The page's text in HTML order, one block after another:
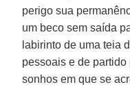
perigo sua
um beco sem saída
labirinto de uma teia
pessoais e de
sonhos em que se